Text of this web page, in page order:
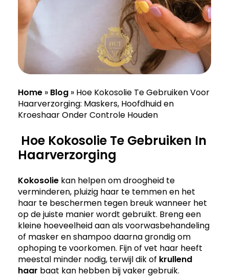
Home » Blog » Hoe Kokosolie Te Gebruiken Voor
Haarverzorging: Maskers, Hoofdhuid en
Kroeshaar Onder Controle Houden
Hoe Kokosolie Te Gebruiken In
Haarverzorging
Kokosolie kan helpen om droogheid te
verminderen, pluizig haar te temmen en het
haar te beschermen tegen breuk wanneer het
op de juiste manier wordt gebruikt. Breng een
kleine hoeveelheid aan als voorwasbehandeling
of masker en shampoo daarna grondig om
ophoping te voorkomen. Fijn of vet haar heeft
meestal minder nodig, terwijl dik of krullend
haar baat kan hebben bij vaker gebruik.